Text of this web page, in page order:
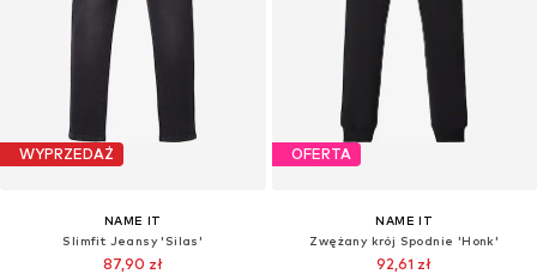
WYPRZEDAŻ
NAME IT
Slimfit Jeansy 'Silas'
87,90 zł
OFERTA
NAME IT
Zwężany krój Spodnie 'Honk'
92,61 zł